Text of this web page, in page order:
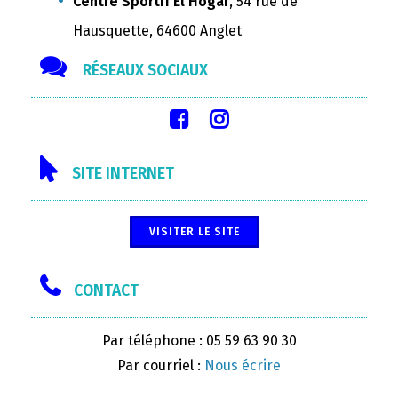
Hausquette, 64600 Anglet
RÉSEAUX SOCIAUX
SITE INTERNET
VISITER LE SITE
CONTACT
Par téléphone : 05 59 63 90 30
Par courriel : Nous écrire